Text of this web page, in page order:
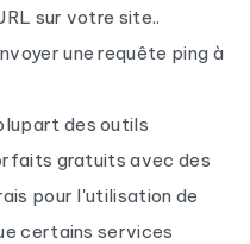
sur votre site..
une requête ping à
des outils
gratuits avec des
pour l'utilisation de
certains services